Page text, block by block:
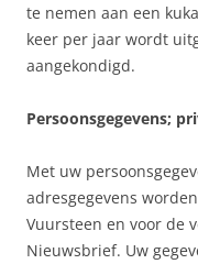
te nemen aan een
keer per jaar wordt
aangekondigd.
Persoonsgegevens;
Met uw
adresgegevens
Vuursteen en voor de
Nieuwsbrief. Uw